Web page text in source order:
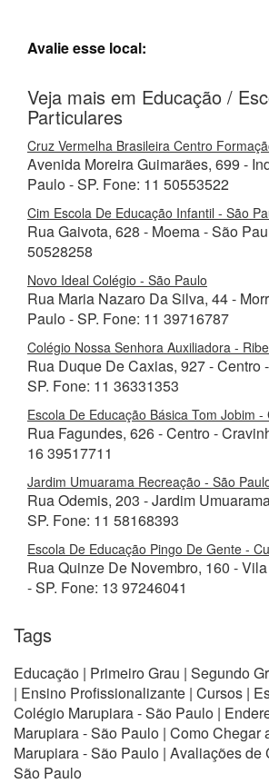
Avalie esse local:
Veja mais em Educação /
Particulares
Cruz Vermelha Brasileira Centro
Avenida Moreira Guimarães, 699 -
Paulo - SP. Fone: 11 50553522
Cim Escola De Educação Infantil - São
Rua Gaivota, 628 - Moema - São
50528258
Novo Ideal Colégio - São Paulo
Rua Maria Nazaro Da Silva, 44 -
Paulo - SP. Fone: 11 39716787
Colégio Nossa Senhora Auxiliadora -
Rua Duque De Caxias, 927 - Centro
SP. Fone: 11 36331353
Escola De Educação Básica Tom Jobim -
Rua Fagundes, 626 - Centro -
16 39517711
Jardim Umuarama Recreação - São
Rua Odemis, 203 - Jardim
SP. Fone: 11 58168393
Escola De Educação Pingo De Gente -
Rua Quinze De Novembro, 160 -
- SP. Fone: 13 97246041
Tags
Educação | Primeiro Grau | Segundo
| Ensino Profissionalizante | Cursos |
Colégio Marupiara - São Paulo |
Marupiara - São Paulo | Como Chegar
Marupiara - São Paulo | Avaliações de
São Paulo